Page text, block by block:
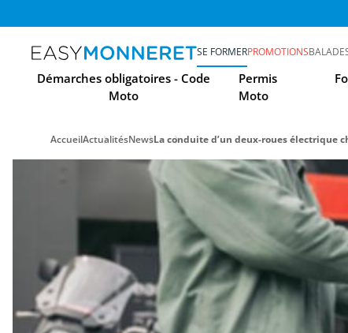
SE FORMER
Démarches obligatoires - Code
Moto
Permis
Moto
PROMOTIONS
AccueilActualitésNewsLa conduite d’un deux-roues électrique